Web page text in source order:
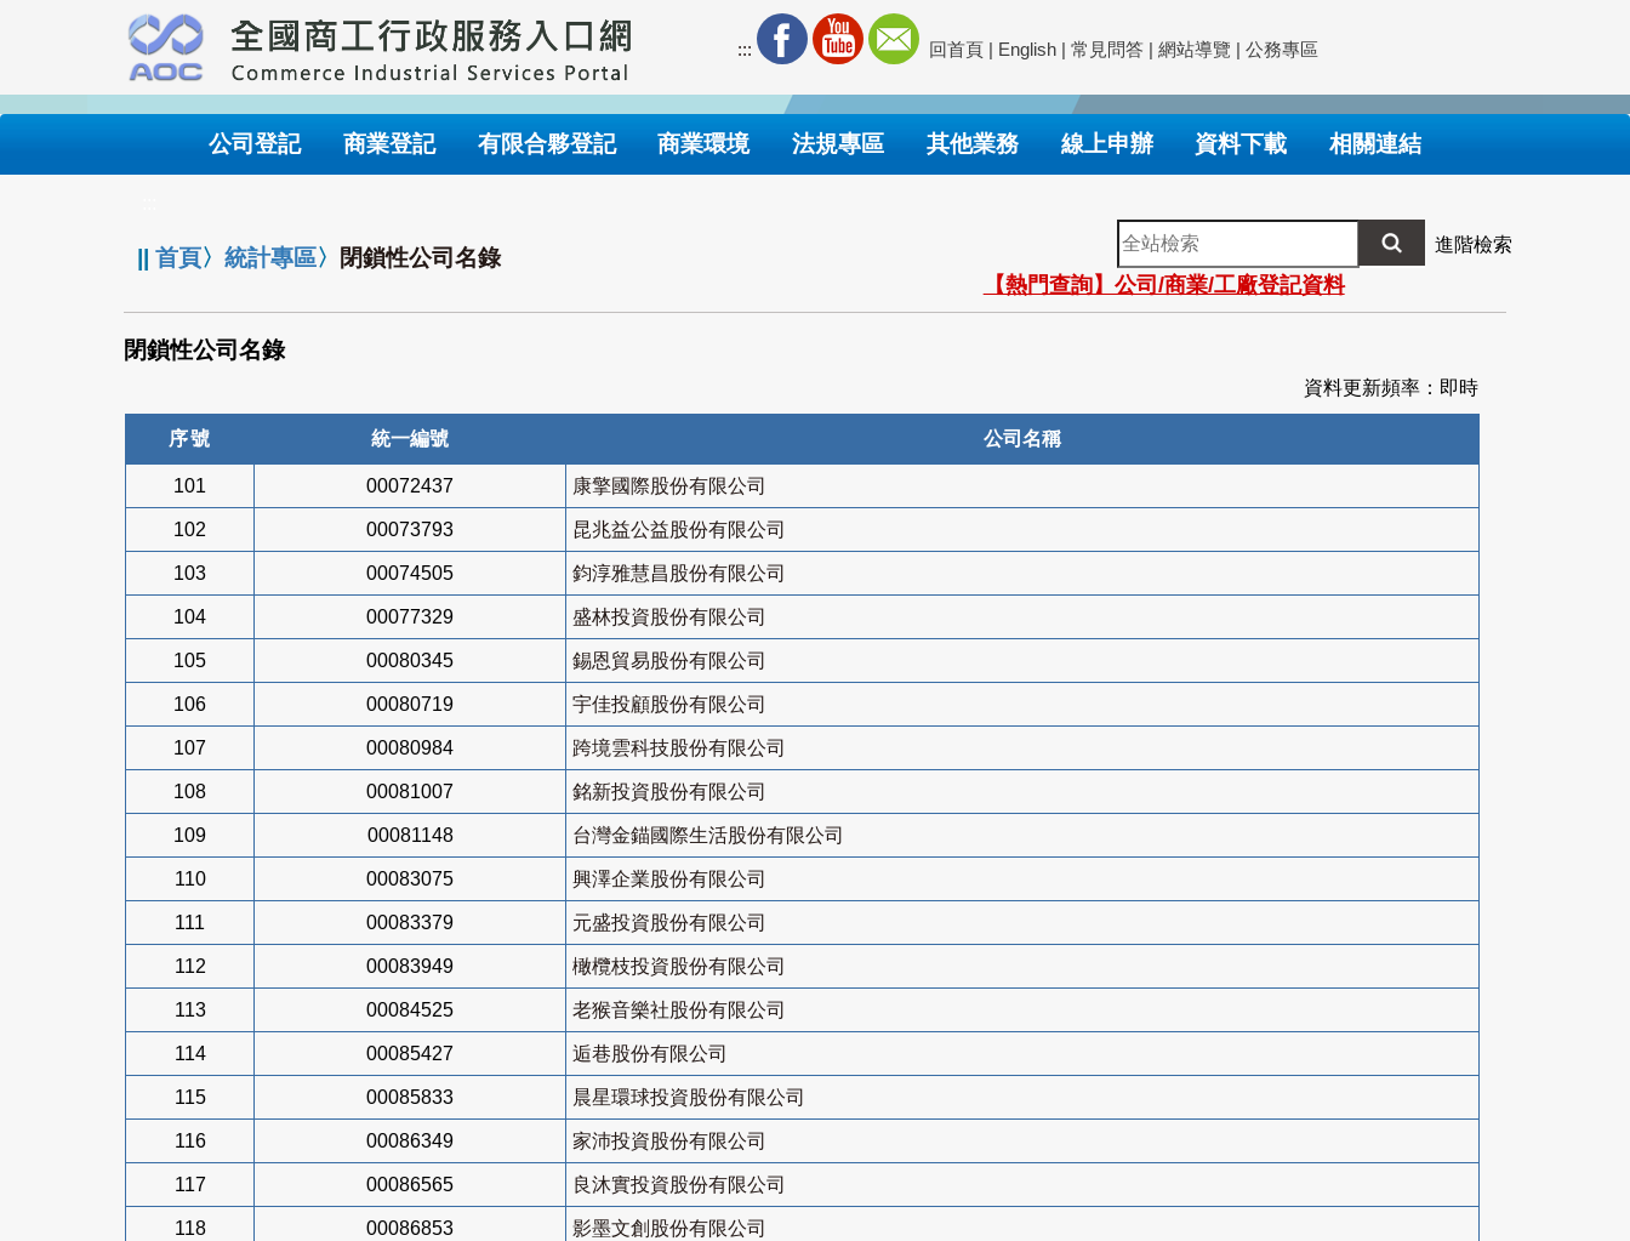
要
內
::: 回首頁 | English | 常見問答 | 網站導覽 | 公務專區
公司登記 商業登記 有限合夥登記 商業環境 法規專區 其他業務 線上申辦 資料下載 相關連結
||首頁〉統計專區〉 閉鎖性公司名錄
全
站
檢
索
進階檢索
【熱門查詢】公司/商業/工廠登記資料
閉鎖性公司名錄
資料更新頻率：即時
序號 統一編號 公司名稱
101 00072437 康擎國際股份有限公司
102 00073793 昆兆益公益股份有限公司
103 00074505 鈞淳雅慧昌股份有限公司
104 00077329 盛林投資股份有限公司
105 00080345 錫恩貿易股份有限公司
106 00080719 宇佳投顧股份有限公司
107 00080984 跨境雲科技股份有限公司
108 00081007 銘新投資股份有限公司
109 00081148 台灣金錨國際生活股份有限公司
110 00083075 興澤企業股份有限公司
111 00083379 元盛投資股份有限公司
112 00083949 橄欖枝投資股份有限公司
113 00084525 老猴音樂社股份有限公司
114 00085427 逅巷股份有限公司
115 00085833 晨星環球投資股份有限公司
116 00086349 家沛投資股份有限公司
117 00086565 良沐實投資股份有限公司
118 00086853 影墨文創股份有限公司